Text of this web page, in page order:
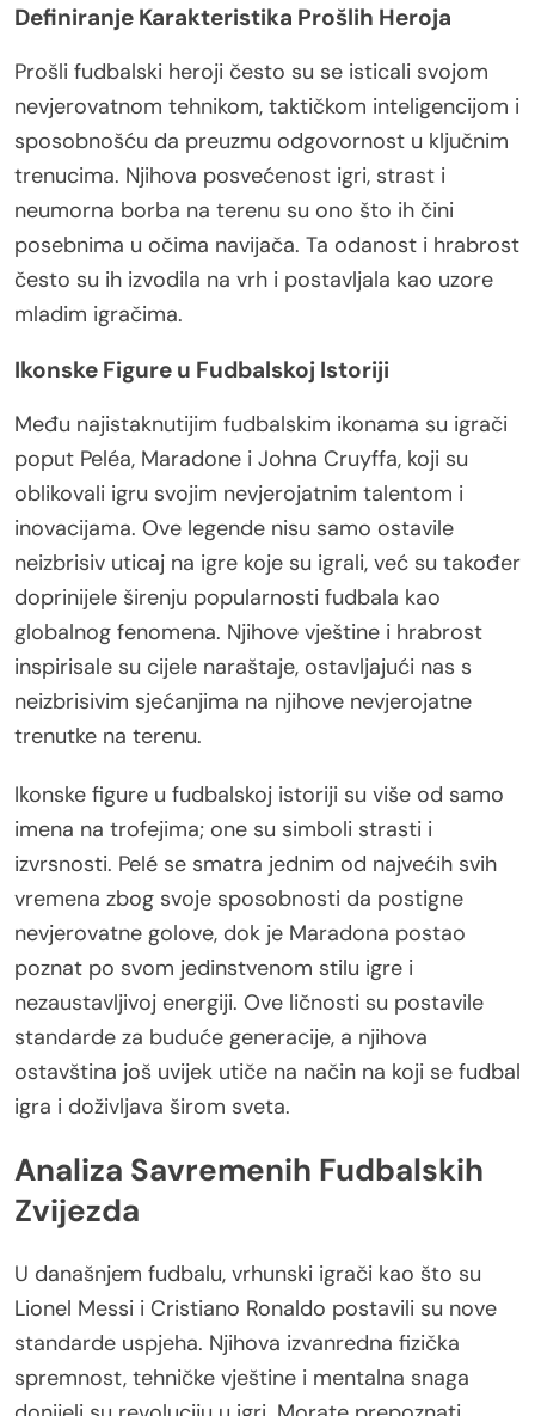
Definiranje Karakteristika Prošlih Heroja
Prošli fudbalski heroji često su se isticali svojom
nevjerovatnom tehnikom, taktičkom inteligencijom i
sposobnošću da preuzmu odgovornost u ključnim
trenucima. Njihova posvećenost igri, strast i
neumorna borba na terenu su ono što ih čini
posebnima u očima navijača. Ta odanost i hrabrost
često su ih izvodila na vrh i postavljala kao uzore
mladim igračima.
Ikonske Figure u Fudbalskoj Istoriji
Među najistaknutijim fudbalskim ikonama su igrači
poput Peléa, Maradone i Johna Cruyffa, koji su
oblikovali igru svojim nevjerojatnim talentom i
inovacijama. Ove legende nisu samo ostavile
neizbrisiv uticaj na igre koje su igrali, već su također
doprinijele širenju popularnosti fudbala kao
globalnog fenomena. Njihove vještine i hrabrost
inspirisale su cijele naraštaje, ostavljajući nas s
neizbrisivim sjećanjima na njihove nevjerojatne
trenutke na terenu.
Ikonske figure u fudbalskoj istoriji su više od samo
imena na trofejima; one su simboli strasti i
izvrsnosti. Pelé se smatra jednim od najvećih svih
vremena zbog svoje sposobnosti da postigne
nevjerovatne golove, dok je Maradona postao
poznat po svom jedinstvenom stilu igre i
nezaustavljivoj energiji. Ove ličnosti su postavile
standarde za buduće generacije, a njihova
ostavština još uvijek utiče na način na koji se fudbal
igra i doživljava širom sveta.
Analiza Savremenih Fudbalskih
Zvijezda
U današnjem fudbalu, vrhunski igrači kao što su
Lionel Messi i Cristiano Ronaldo postavili su nove
standarde uspjeha. Njihova izvanredna fizička
spremnost, tehničke vještine i mentalna snaga